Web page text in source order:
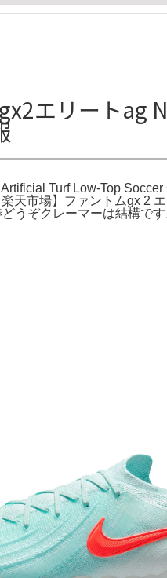
エリートag
Turf Low-Top
天市場】ファントムgx 2
うぞクレーマーは結構です